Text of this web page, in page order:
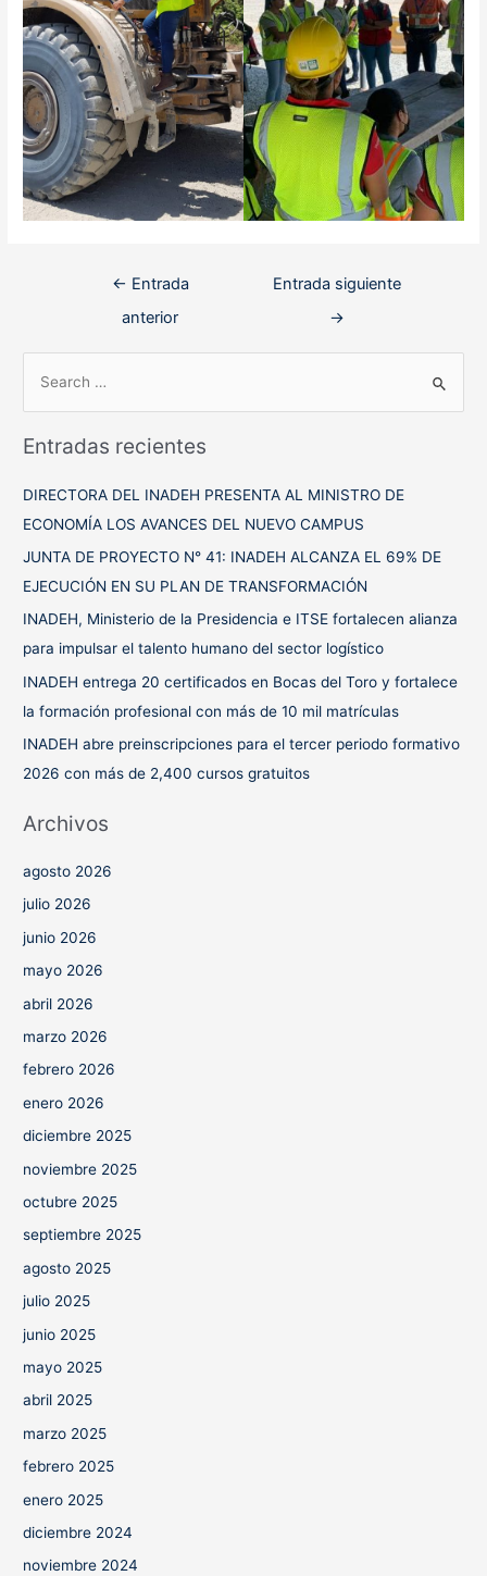
Navegación
← Entrada
anterior
Entrada siguiente
→
c
:
Entradas recientes
DIRECTORA DEL INADEH PRESENTA AL MINISTRO DE
ECONOMÍA LOS AVANCES DEL NUEVO CAMPUS
JUNTA DE PROYECTO N° 41: INADEH ALCANZA EL 69% DE
EJECUCIÓN EN SU PLAN DE TRANSFORMACIÓN
INADEH, Ministerio de la Presidencia e ITSE fortalecen alianza
para impulsar el talento humano del sector logístico
INADEH entrega 20 certificados en Bocas del Toro y fortalece
la formación profesional con más de 10 mil matrículas
INADEH abre preinscripciones para el tercer periodo formativo
2026 con más de 2,400 cursos gratuitos
Archivos
agosto 2026
julio 2026
junio 2026
mayo 2026
abril 2026
marzo 2026
febrero 2026
enero 2026
diciembre 2025
noviembre 2025
octubre 2025
septiembre 2025
agosto 2025
julio 2025
junio 2025
mayo 2025
abril 2025
marzo 2025
febrero 2025
enero 2025
diciembre 2024
noviembre 2024